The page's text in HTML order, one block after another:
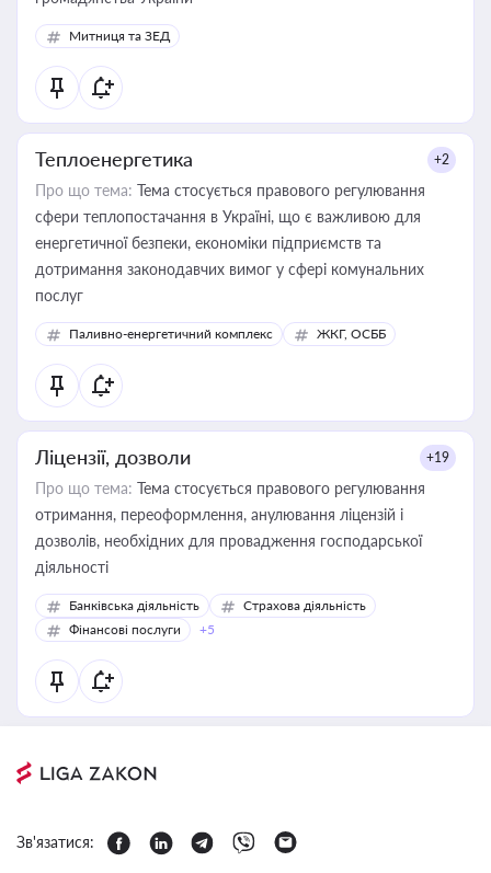
Митниця та ЗЕД
Теплоенергетика +2
Про що тема: Тема стосується правового регулювання
сфери теплопостачання в Україні, що є важливою для
енергетичної безпеки, економіки підприємств та
дотримання законодавчих вимог у сфері комунальних
послуг
Паливно-енергетичний комплекс ЖКГ, ОСББ
Ліцензії, дозволи +19
Про що тема: Тема стосується правового регулювання
отримання, переоформлення, анулювання ліцензій і
дозволів, необхідних для провадження господарської
діяльності
Банківська діяльність
Страхова діяльність
Фінансові послуги
+5
Зв'язатися: